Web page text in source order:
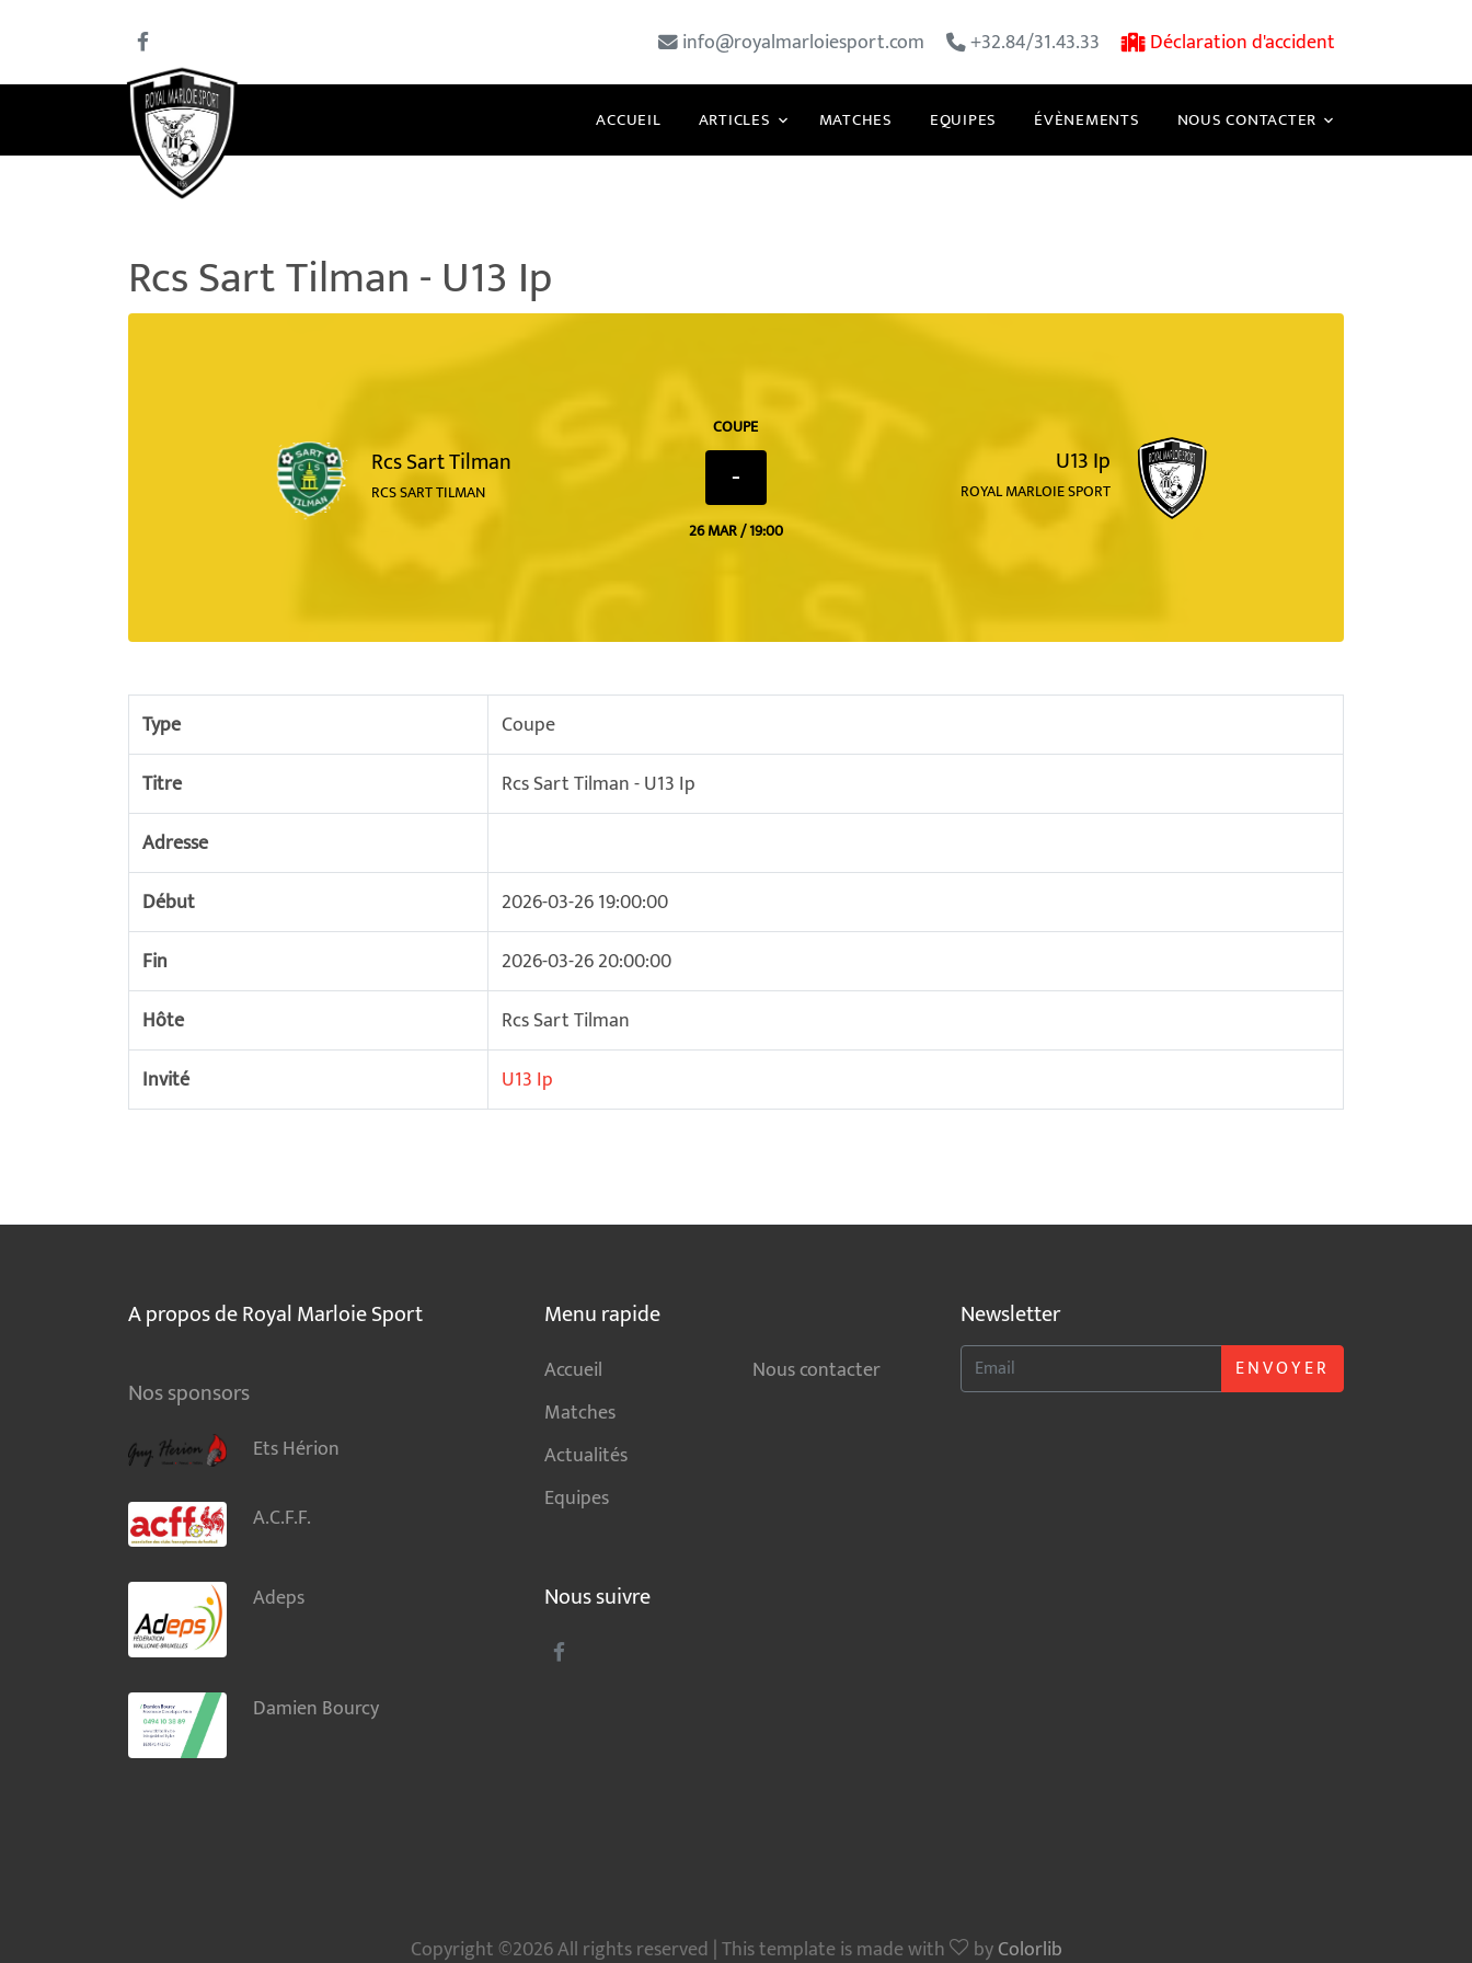
info@royalmarloiesport.com +32.84/31.43.33 Déclaration d'accident
ACCUEIL ARTICLES MATCHES EQUIPES ÉVÈNEMENTS NOUS CONTACTER
Rcs Sart Tilman - U13 Ip
Rcs Sart Tilman
RCS SART TILMAN
COUPE
-
26 MAR / 19:00
U13 Ip
ROYAL MARLOIE SPORT
Type
Coupe
Titre
Rcs Sart Tilman - U13 Ip
Adresse
Début
2026-03-26 19:00:00
Fin
2026-03-26 20:00:00
Hôte
Rcs Sart Tilman
Invité
U13 Ip
A propos de Royal Marloie Sport
Nos sponsors
Ets Hérion
A.C.F.F.
Adeps
Damien Bourcy
Menu rapide
Accueil
Matches
Actualités
Equipes
Nous contacter
Nous suivre
Newsletter
ENVOYER
Copyright ©2026 All rights reserved | This template is made with byColorlib